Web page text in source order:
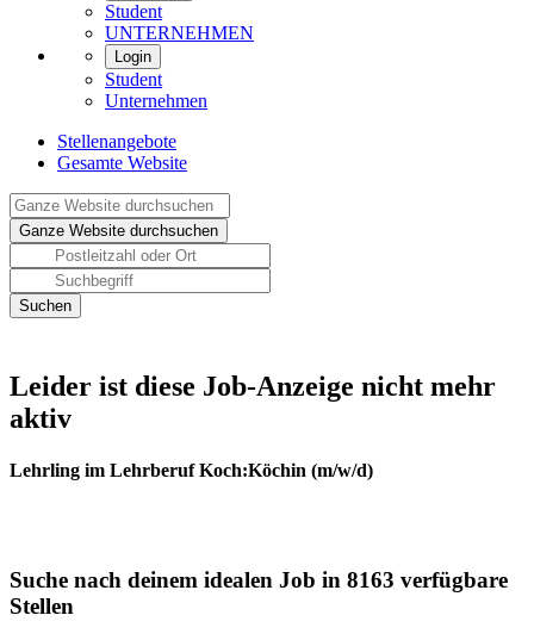
Student
UNTERNEHMEN
Login
Student
Unternehmen
Stellenangebote
Gesamte Website
Leider ist diese Job-Anzeige nicht mehr
aktiv
Lehrling im Lehrberuf Koch:Köchin (m/w/d)
Suche nach deinem idealen Job in 8163 verfügbare
Stellen